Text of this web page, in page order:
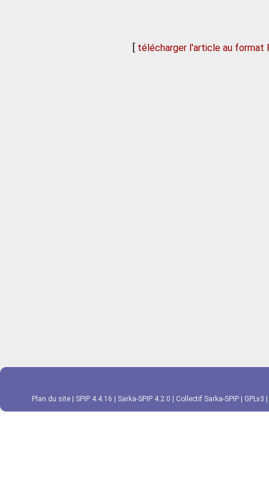
[ télécharger l'article au format
Plan du site SPIP 4.4.16 Sarka-SPIP 4.2.0 Collectif Sarka-SPIP GPLv3